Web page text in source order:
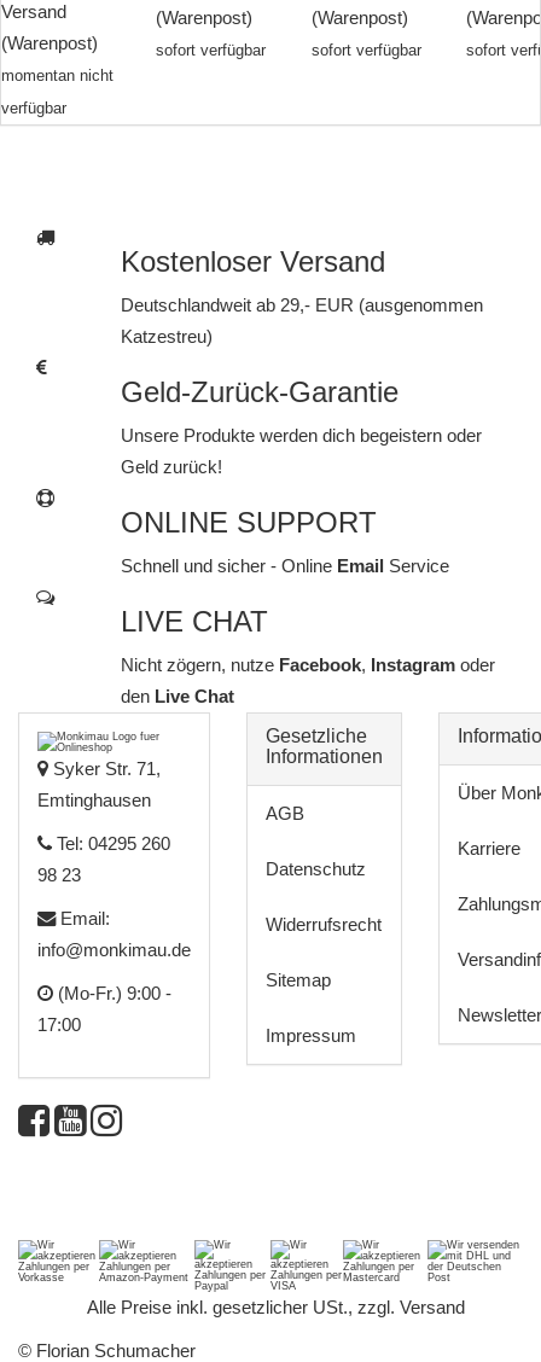
Versand
(Warenpost)
momentan nicht
verfügbar
(Warenpost)
sofort verfügbar
(Warenpost)
sofort verfügbar sofort
Kostenloser Versand
Deutschlandweit ab 29,- EUR (ausgenommen
Katzestreu)
Geld-Zurück-Garantie
Unsere Produkte werden dich begeistern oder
Geld zurück!
ONLINE SUPPORT
Schnell und sicher - Online Email Service
LIVE CHAT
Nicht zögern, nutze Facebook, Instagram oder
denLive Chat
Syker Str. 71,
Emtinghausen
Tel: 04295 260
98 23
Email:
info@monkimau.de
(Mo-Fr.) 9:00 -
17:00
Gesetzliche
Informationen
AGB
Datenschutz
Widerrufsrecht
Sitemap
Impressum
Über
Karriere
Newsletter
Alle Preise inkl. gesetzlicher USt., zzgl. Versand
© Florian Schumacher